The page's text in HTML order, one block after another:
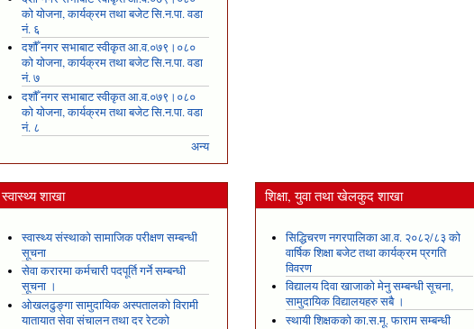
को योजना, कार्यक्रम तथा बजेट सि.न.पा. वडा
नं. ६
दशौँ नगर सभाबाट स्वीकृत आ.व.०७९।०८०
को योजना, कार्यक्रम तथा बजेट सि.न.पा. वडा
नं. ७
दशौँ नगर सभाबाट स्वीकृत आ.व.०७९।०८०
को योजना, कार्यक्रम तथा बजेट सि.न.पा. वडा
नं. ८
अन्य
स्वास्थ्य शाखा
स्वास्थ्य संस्थाको सामाजिक परीक्षण सम्बन्धी
सूचना
सेवा करारमा कर्मचारी पदपूर्ति गर्ने सम्बन्धी
सूचना ।
ओखलढुङ्गा सामुदायिक अस्पतालको विरामी
यातायात सेवा संचालन तथा दर रेटको
शिक्षा, युवा तथा खेलकुद शाखा
सिद्धिचरण नगरपालिका आ.व. २०८२/८३ को
वार्षिक शिक्षा बजेट तथा कार्यक्रम प्रगति
विवरण
विद्यालय दिवा खाजाको मेनु सम्बन्धी सूचना,
सामुदायिक विद्यालयहरु सबै ।
स्थायी शिक्षकको का.स.मू. फाराम सम्बन्धी